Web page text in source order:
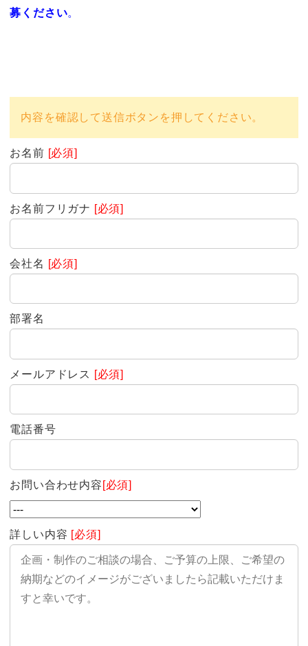
募ください。
内容を確認して送信ボタンを押してください。
お名前 [必須]
お名前フリガナ [必須]
会社名 [必須]
部署名
メールアドレス [必須]
電話番号
お問い合わせ内容 [必須]
詳しい内容 [必須]